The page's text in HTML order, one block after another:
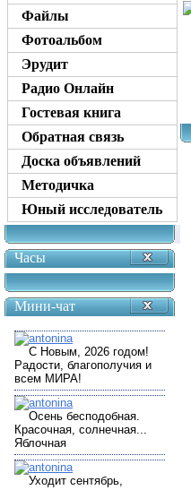
Файлы
Фотоальбом
Эрудит
Радио Онлайн
Гостевая книга
Обратная связь
Доска объявлений
Методичка
Юный исследователь
Часы
Мини-чат